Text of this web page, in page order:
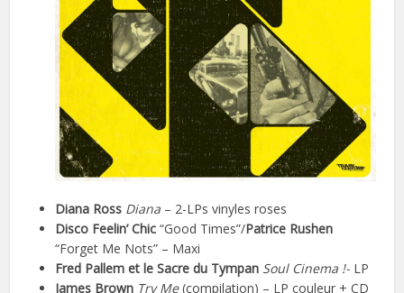
Diana Ross Diana – 2-LPs vinyles roses
Disco Feelin’ Chic “Good Times”/Patrice Rushen
“Forget Me Nots” – Maxi
Fred Pallem et le Sacre du Tympan Soul Cinema !- LP
James Brown Try Me(compilation) – LP couleur + CD